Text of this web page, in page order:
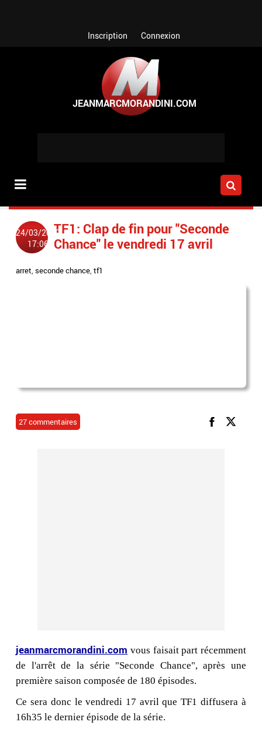
Inscription Connexion
24/03/2009
17:06
TF1: Clap de fin pour "Seconde
Chance" le vendredi 17 avril
arret,seconde chance,tf1
27 commentaires
jeanmarcmorandini.com vous faisait part récemment
de l'arrêt de la série "Seconde Chance", après une
première saison composée de 180 épisodes.
Ce sera donc le vendredi 17 avril que TF1 diffusera à
16h35 le dernier épisode de la série.